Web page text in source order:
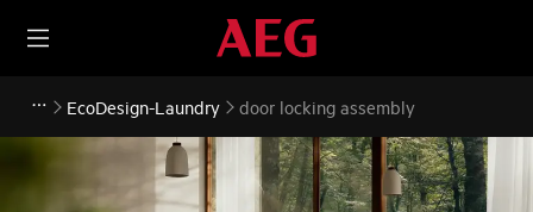
EcoDesign-Laundry door locking assembly